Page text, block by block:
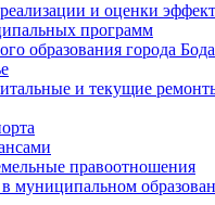
и оценки
программ
образования города
и текущие
правоотношения
в муниципальном